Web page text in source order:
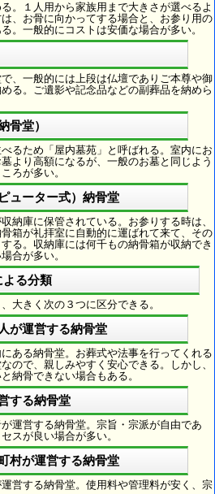
。１人用から家族用まで大きさが選べるよ
、お骨に向かってする場合と、お参り用の
。一般的にコストは安価な場合が多い。
、一般的には上段は仏壇でありご本尊や御
る。ご遺影や記念品などの副葬品を納めら
骨堂）
るため「屋内墓苑」と呼ばれる。室内にお
より高額になるが、一般のお墓と同じよう
ろが多い。
ューター式）納骨堂
納庫に保管されている。お参りする時は、
箱が礼拝室に自動的に運ばれて来て、その
る。収納庫には何千もの納骨箱が収納でき
合が多い。
よる分類
大きく次の３つに区分できる。
が運営する納骨堂
ある納骨堂。お葬式や法事を行ってくれる
ので、親しみやすく安心できる。しかし、
納骨できない場合もある。
する納骨堂
運営する納骨堂。宗旨・宗派が自由であ
スが良い場合が多い。
村が運営する納骨堂
営する納骨堂。使用料や管理料が安く、宗